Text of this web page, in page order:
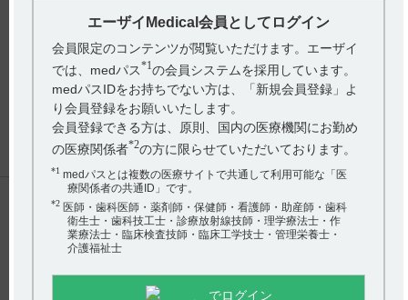
エーザイMedical会員としてログイン
会員限定のコンテンツが閲覧いただけます。エーザイ
では、medパス*1の会員システムを採用しています。
medパスIDをお持ちでない方は、「新規会員登録」よ
り会員登録をお願いいたします。
会員登録できる方は、原則、国内の医療機関にお勤め
の医療関係者*2の方に限らせていただいております。
*1 medパスとは複数の医療サイトで共通して利用可能な「医
療関係者の共通ID」です。
*2 医師・歯科医師・薬剤師・保健師・看護師・助産師・歯科
衛生士・歯科技工士・診療放射線技師・理学療法士・作
業療法士・臨床検査技師・臨床工学技士・管理栄養士・
介護福祉士
でログイン
インターネットでのお問い合わせ
エーザイ企業サイト 製品情報 企業情報
株主・投資家の皆さまへ
社会・環境活動
採用情報 プライバシーポリシー
アクセシビリティ
Copyright(C) 2017 Eisai Co., Ltd. All rights reserved.